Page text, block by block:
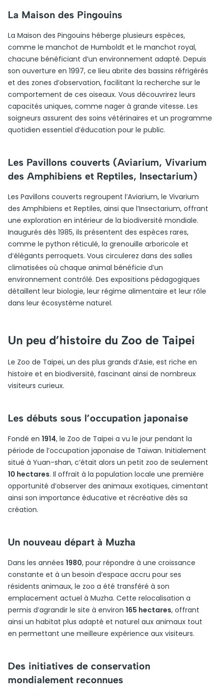
La Maison des Pingouins
La Maison des Pingouins héberge plusieurs espèces,
comme le manchot de Humboldt et le manchot royal,
chacune bénéficiant d’un environnement adapté. Depuis
son ouverture en 1997, ce lieu abrite des bassins réfrigérés
et des zones d’observation, facilitant la recherche sur le
comportement de ces oiseaux. Vous découvrirez leurs
capacités uniques, comme nager à grande vitesse. Les
soigneurs assurent des soins vétérinaires et un programme
quotidien essentiel d’éducation pour le public.
Les Pavillons couverts (Aviarium, Vivarium
des Amphibiens et Reptiles, Insectarium)
Les Pavillons couverts regroupent l’Aviarium, le Vivarium
des Amphibiens et Reptiles, ainsi que l’Insectarium, offrant
une exploration en intérieur de la biodiversité mondiale.
Inaugurés dès 1985, ils présentent des espèces rares,
comme le python réticulé, la grenouille arboricole et
d’élégants perroquets. Vous circulerez dans des salles
climatisées où chaque animal bénéficie d’un
environnement contrôlé. Des expositions pédagogiques
détaillent leur biologie, leur régime alimentaire et leur rôle
dans leur écosystème naturel.
Un peu d’histoire du Zoo de Taipei
Le Zoo de Taipei, un des plus grands d’Asie, est riche en
histoire et en biodiversité, fascinant ainsi de nombreux
visiteurs curieux.
Les débuts sous l’occupation japonaise
Fondé en 1914, le Zoo de Taipei a vu le jour pendant la
période de l’occupation japonaise de Taïwan. Initialement
situé à Yuan-shan, c’était alors un petit zoo de seulement
10 hectares. Il offrait à la population locale une première
opportunité d’observer des animaux exotiques, cimentant
ainsi son importance éducative et récréative dès sa
création.
Un nouveau départ à Muzha
Dans les années 1980, pour répondre à une croissance
constante et à un besoin d’espace accru pour ses
résidents animaux, le zoo a été transféré à son
emplacement actuel à Muzha. Cette relocalisation a
permis d’agrandir le site à environ 165 hectares, offrant
ainsi un habitat plus adapté et naturel aux animaux tout
en permettant une meilleure expérience aux visiteurs.
Des initiatives de conservation
mondialement reconnues